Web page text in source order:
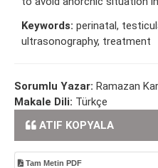
Keywords: perinatal,
ultrasonography, treatment
Sorumlu Yazar: Ramazan
Makale Dili: Türkçe
ATIF KOPYALA
Tam Metin PDF